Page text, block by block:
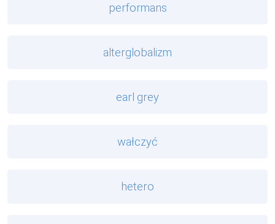
performans
alterglobalizm
earl grey
wałczyć
hetero